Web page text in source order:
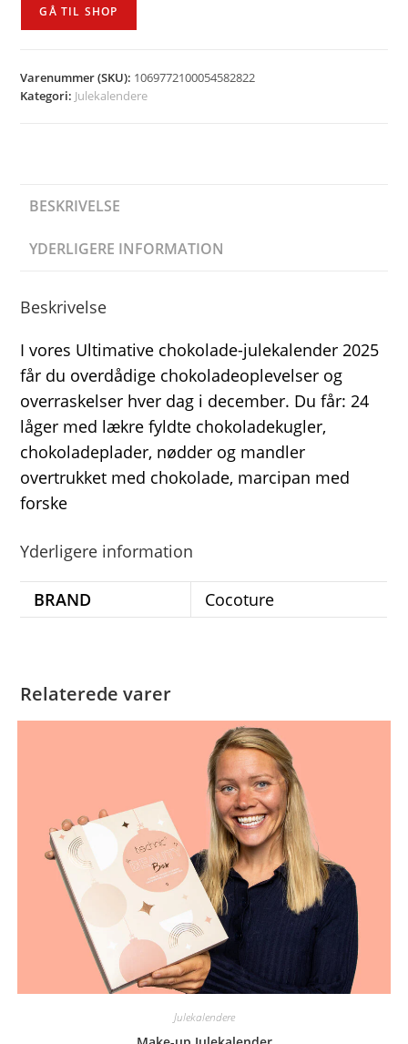
GÅ TIL SHOP
Varenummer (SKU): 1069772100054582822
Kategori: Julekalendere
BESKRIVELSE
YDERLIGERE INFORMATION
Beskrivelse
I vores Ultimative chokolade-julekalender 2025
får du overdådige chokoladeoplevelser og
overraskelser hver dag i december. Du får: 24
låger med lækre fyldte chokoladekugler,
chokoladeplader, nødder og mandler
overtrukket med chokolade, marcipan med
forske
Yderligere information
BRAND Cocoture
Relaterede varer
Julekalendere